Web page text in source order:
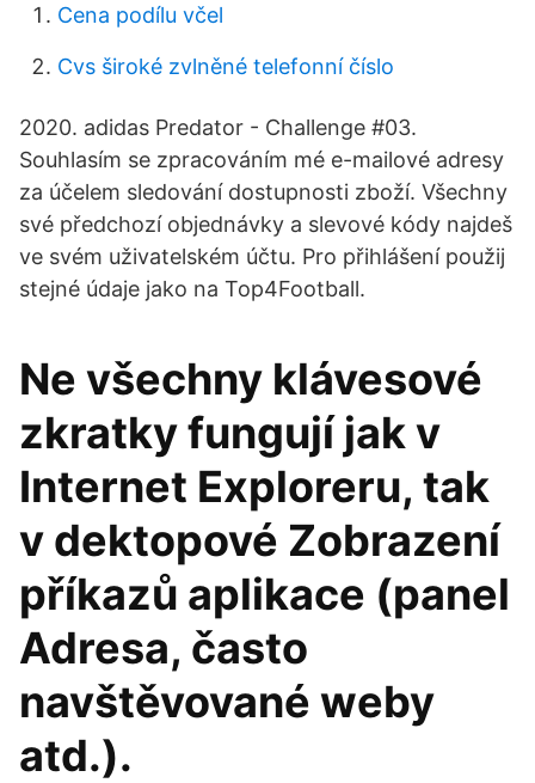
Cena podílu včel
Cvs široké zvlněné telefonní číslo
2020. adidas Predator - Challenge #03.
Souhlasím se zpracováním mé e-mailové adresy
za účelem sledování dostupnosti zboží. Všechny
své předchozí objednávky a slevové kódy najdeš
ve svém uživatelském účtu. Pro přihlášení použij
stejné údaje jako na Top4Football.
Ne všechny klávesové
zkratky fungují jak v
Internet Exploreru, tak
v dektopové Zobrazení
příkazů aplikace (panel
Adresa, často
navštěvované weby
atd.).